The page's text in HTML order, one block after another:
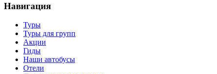
Навигация
Туры
Туры для групп
Акции
Гиды
Наши автобусы
Отели